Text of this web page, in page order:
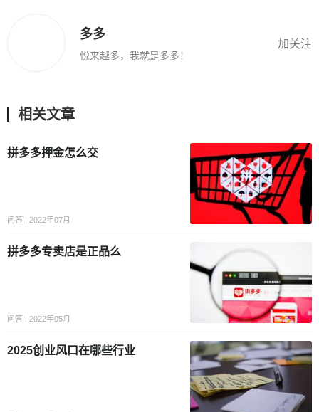
多多
悦来越多，我就是多多！
加关注
相关文章
拼多多押金怎么交
问答 | 2022年07月
拼多多专卖店是正品么
问答 | 2022年05月
2025创业风口在哪些行业